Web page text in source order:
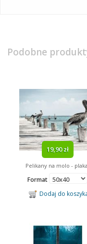
Podobne
19,90 zł
Pelikany na molo -
Format
Dodaj do